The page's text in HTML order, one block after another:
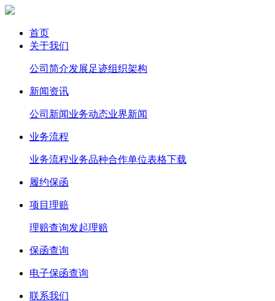
首页
关于我们
公司简介发展足迹组织架构
新闻资讯
公司新闻业务动态业界新闻
业务流程
业务流程业务品种合作单位表格下载
履约保函
项目理赔
理赔查询发起理赔
保函查询
电子保函查询
联系我们